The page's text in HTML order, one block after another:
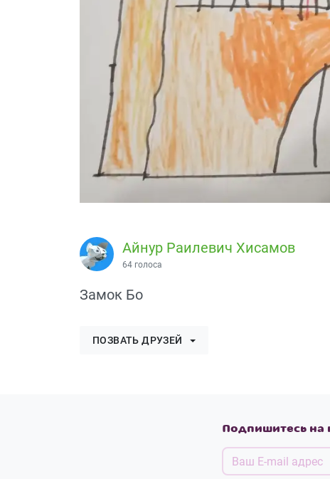
Айнур Раилевич Хисамов
64 голоса
Замок Бо
ПОЗВАТЬ ДРУЗЕЙ
Подпишитесь на